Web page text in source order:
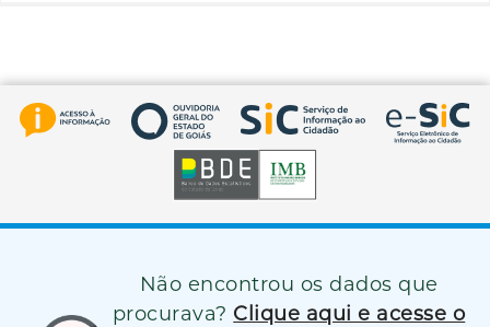
Não encontrou os dados que
procurava? Clique aqui e acesse o